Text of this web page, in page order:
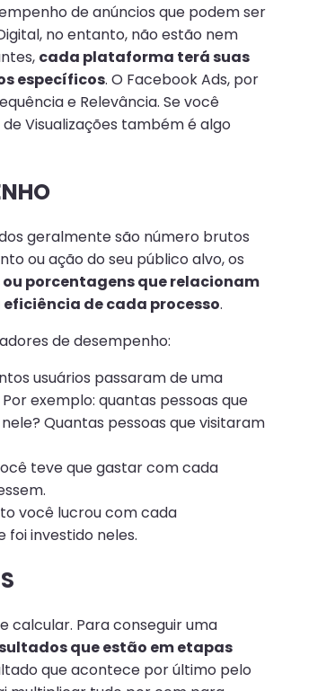
de anúncios que podem ser
no entanto, não estão nem
cada plataforma terá suas
específicos. O Facebook Ads, por
e Relevância. Se você
Visualizações também é algo
geralmente são número brutos
ou ação do seu público alvo, os
porcentagens que relacionam
de cada processo.
de desempenho:
usuários passaram de uma
exemplo: quantas pessoas que
Quantas pessoas que visitaram
teve que gastar com cada
você lucrou com cada
investido neles.
calcular. Para conseguir uma
que estão em etapas
que acontece por último pelo